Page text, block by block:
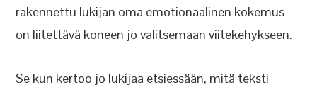
rakennettu lukijan oma emotionaalinen kokemus
on liitettävä koneen jo valitsemaan viitekehykseen.
Se kun kertoo jo lukijaa etsiessään, mitä teksti